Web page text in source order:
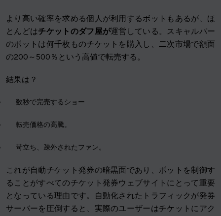
より高い確率を求める個人が利用するボットもあるが、ほ
とんどはチケットのダフ屋が運営している。スキャルパー
のボットは何千枚ものチケットを購入し、二次市場で額面
の200～500％という高値で転売する。
結果は？
数秒で完売するショー
転売価格の高騰。
苛立ち、疎外されたファン。
これが自動チケット発券の暗黒面であり、ボットを制御す
ることがすべてのチケット発券ウェブサイトにとって重要
となっている理由です。自動化されたトラフィックが発券
サーバーを圧倒すると、実際のユーザーはチケットにアク